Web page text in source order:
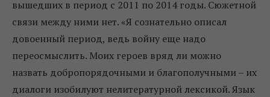
вышедших в период с 2011 по 2014 годы. Сюжетной
связи между ними нет. «Я сознательно описал
довоенный период, ведь войну еще надо
переосмыслить. Моих героев вряд ли можно
назвать добропорядочными и благополучными – их
диалоги изобилуют нелитературной лексикой. Язык